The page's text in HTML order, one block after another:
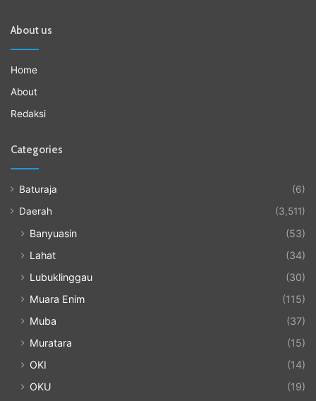
About us
Home
About
Redaksi
Categories
Baturaja
(6)
Daerah
(3,511)
Banyuasin
(53)
Lahat
(34)
Lubuklinggau
(30)
Muara Enim
(115)
Muba
(37)
Muratara
(15)
OKI
(14)
OKU
(19)